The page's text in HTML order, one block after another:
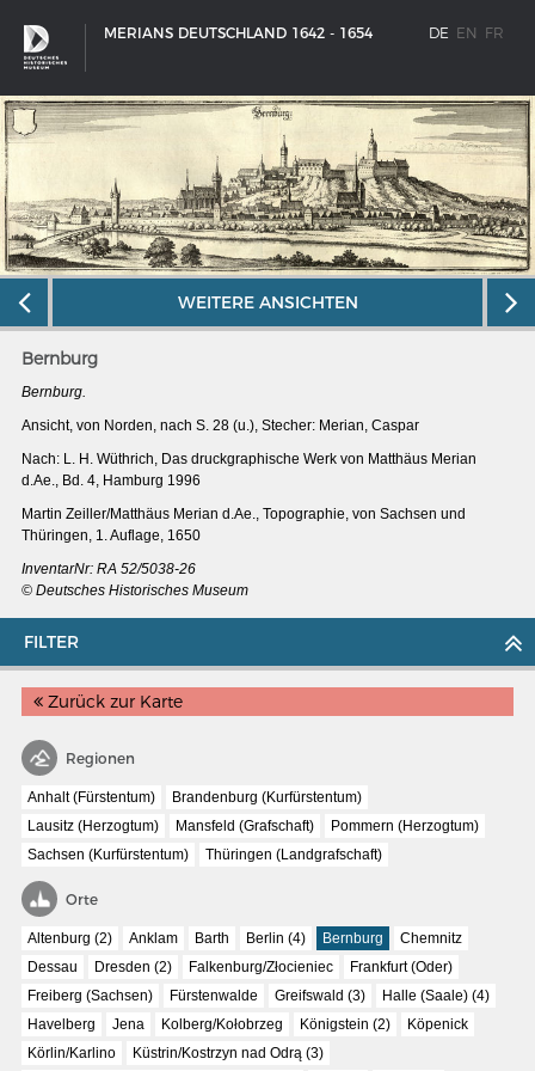
MERIANS DEUTSCHLAND 1642 - 1654 DE EN FR
SCHIFFSTYPEN
Entwicklungen im europäischen Schiffbau
MERIANS DEUTSCHLAND 1642 - 1654
Bildergalerie Topographia Germaniae
Impressum
FILTER
Zurück zur Karte
Regionen
Anhalt (Fürstentum)
Brandenburg (Kurfürstentum)
Lausitz (Herzogtum)
Mansfeld (Grafschaft)
Pommern (Herzogtum)
Sachsen (Kurfürstentum)
Thüringen (Landgrafschaft)
Orte
Altenburg (2) Anklam Barth Berlin (4) Bernburg
Chemnitz
Dessau
Dresden (2) Falkenburg/Złocieniec
Frankfurt (Oder)
Freiberg (Sachsen)
Fürstenwalde Greifswald (3)
Halle (Saale) (4)
Havelberg
Jena Kolberg/Kołobrzeg Königstein (2)
Köpenick
Körlin/Karlino
Küstrin/Kostrzyn nad Odrą (3)
WEITERE ANSICHTEN
Bernburg
Bernburg.
Ansicht, von Norden, nach S. 28 (u.), Stecher: Merian, Caspar
Nach: L. H. Wüthrich, Das druckgraphische Werk von Matthäus Merian
d.Ae., Bd. 4, Hamburg 1996
Martin Zeiller/Matthäus Merian d.Ae., Topographie, von Sachsen und
Thüringen, 1. Auflage, 1650
InventarNr: RA 52/5038-26
© Deutsches Historisches Museum